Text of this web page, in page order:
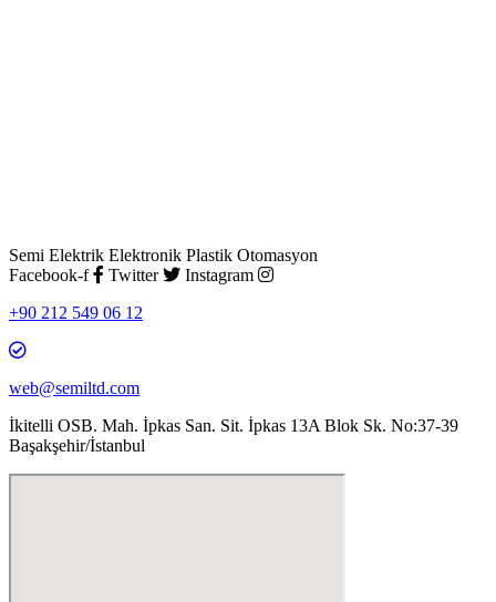
Semi Elektrik Elektronik Plastik Otomasyon
Facebook-f
Twitter
Instagram
+90 212 549 06 12
web@semiltd.com
İkitelli OSB. Mah. İpkas San. Sit. İpkas 13A Blok Sk. No:37-39
Başakşehir/İstanbul